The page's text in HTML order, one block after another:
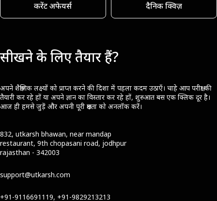
करेंट अफेयर्स दैनिक क्विज़
सीखने के लिए तैयार हैं?
अपने शैक्षणिक लक्ष्यों को प्राप्त करने की दिशा में पहला कदम उठाएँ। चाहे आप परीक्षा की
तैयारी कर रहे हों या अपने ज्ञान का विस्तार कर रहे हों, शुरुआत बस एक क्लिक दूर है।
आज ही हमसे जुड़ें और अपनी पूरी क्षमता को अनलॉक करें।
832, utkarsh bhawan, near mandap
restaurant, 9th chopasani road, jodhpur
rajasthan - 342003
support@utkarsh.com
+91-9116691119, +91-9829213213